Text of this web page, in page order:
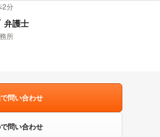
2分
弁護士
所
問い合わせ
問い合わせ